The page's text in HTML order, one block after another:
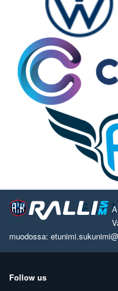
muodossa:
Follow us